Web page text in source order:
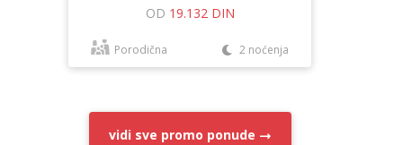
OD 19.132 DIN
Porodična 2 noćenja
vidi sve promo ponude